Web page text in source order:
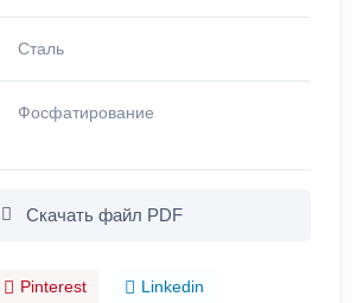
Сталь
Фосфатирование
Скачать файл PDF
Pinterest Linkedin